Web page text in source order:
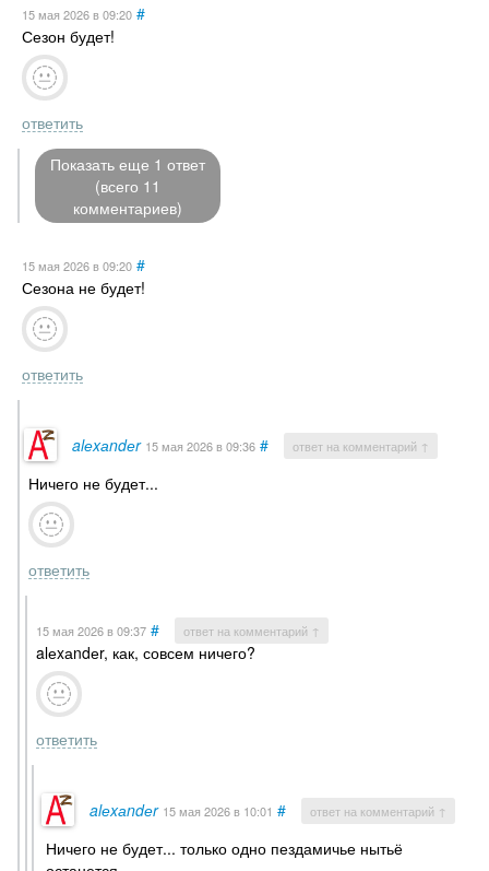
15 мая 2026в 09:20 #
Сезон будет!
ответить
Показать еще 1 ответ
(всего 11
комментариев)
15 мая 2026в 09:20 #
Сезона не будет!
ответить
alеxаndеr 15 мая 2026в 09:36 # ответ на комментарий ↑
Ничего не будет...
ответить
15 мая 2026в 09:37 # ответ на комментарий ↑
alеxаndеr, как, совсем ничего?
ответить
alеxаndеr 15 мая 2026в 10:01 # ответ на комментарий ↑
Ничего не будет... только одно пездамичье нытьё